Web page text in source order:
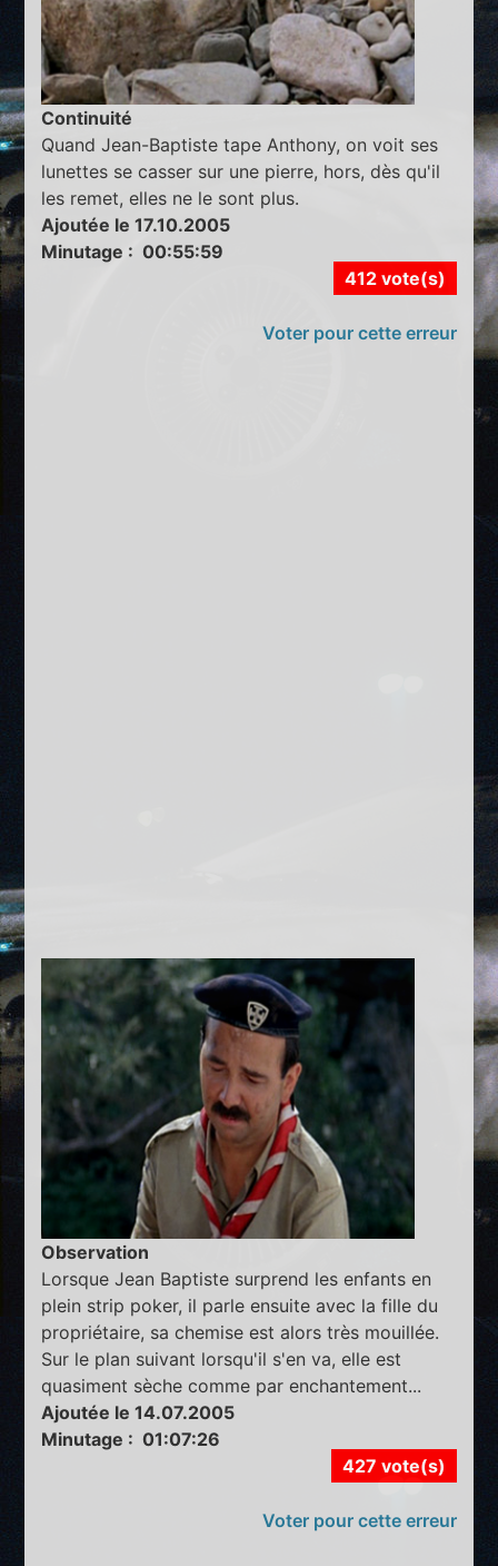
Continuité
Quand Jean-Baptiste tape Anthony, on voit ses
lunettes se casser sur une pierre, hors, dès qu'il
les remet, elles ne le sont plus.
Ajoutée le 17.10.2005
Minutage : 00:55:59
412 vote(s)
Voter pour cette erreur
Observation
Lorsque Jean Baptiste surprend les enfants en
plein strip poker, il parle ensuite avec la fille du
propriétaire, sa chemise est alors très mouillée.
Sur le plan suivant lorsqu'il s'en va, elle est
quasiment sèche comme par enchantement...
Ajoutée le 14.07.2005
Minutage : 01:07:26
427 vote(s)
Voter pour cette erreur